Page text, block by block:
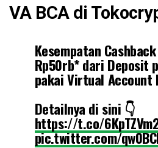
VA BCA di
Kesempatan
Rp50rb* dari Deposit
pakai Virtual Account
Detailnya di sini 👇
https://t.co/
pic.twitter.com/